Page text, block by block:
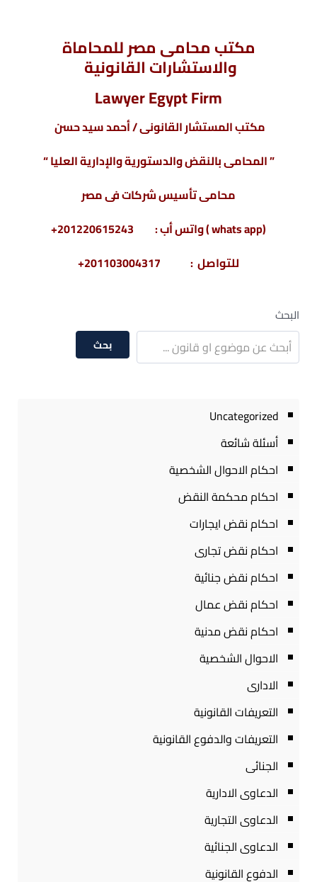
مكتب محامى مصر للمحاماة
والاستشارات القانونية
Lawyer Egypt Firm
مكتب المستشار القانونى / أحمد سيد حسن
” المحامى بالنقض والدستورية والإدارية العليا “
محامى تأسيس شركات فى مصر
(whats app ) واتس أب : 201220615243+
للتواصل : 201103004317+
البحث
بحث
Uncategorized
أسئلة شائعة
احكام الاحوال الشخصية
احكام محكمة النقض
احكام نقض ايجارات
احكام نقض تجارى
احكام نقض جنائية
احكام نقض عمال
احكام نقض مدنية
الاحوال الشخصية
الادارى
التعريفات القانونية
التعريفات والدفوع القانونية
الجنائى
الدعاوى الادارية
الدعاوى التجارية
الدعاوى الجنائية
الدفوع القانونية